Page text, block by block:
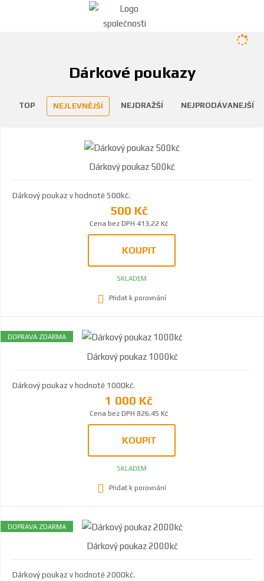
Dárkové poukazy
TOP NEJLEVNĚJŠÍ NEJDRAŽŠÍ NEJPRODÁVANEJŠÍ
Dárkový poukaz 500kč
Dárkový poukaz v hodnotě 500kč.
500 Kč
Cena bez DPH 413,22 Kč
KOUPIT
SKLADEM
Přidat k porovnání
Dárkový poukaz 1000kč
DOPRAVA ZDARMA
Dárkový poukaz v hodnotě 1000kč.
1 000 Kč
Cena bez DPH 826,45 Kč
KOUPIT
SKLADEM
Přidat k porovnání
Dárkový poukaz 2000kč
DOPRAVA ZDARMA
Dárkový poukaz v hodnotě 2000kč.